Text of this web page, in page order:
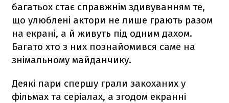
багатьох стає справжнім здивуванням те,
що улюблені актори не лише грають разом
на екрані, а й живуть під одним дахом.
Багато хто з них познайомився саме на
знімальному майданчику.
Деякі пари спершу грали закоханих у
фільмах та серіалах, а згодом екранні